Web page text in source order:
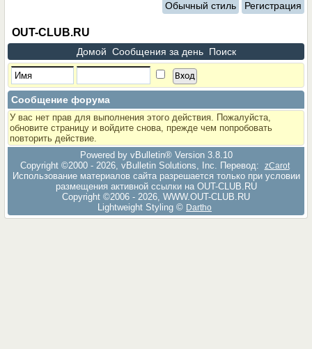
Обычный стиль Регистрация
OUT-CLUB.RU
Домой Сообщения за день Поиск
Сообщение форума
У вас нет прав для выполнения этого действия. Пожалуйста,
обновите страницу и войдите снова, прежде чем попробовать
повторить действие.
Powered by vBulletin® Version 3.8.10
Copyright ©2000 - 2026, vBulletin Solutions, Inc. Перевод:
zCarot
Использование материалов сайта разрешается только при условии
размещения активной ссылки на OUT-CLUB.RU
Copyright ©2006 - 2026, WWW.OUT-CLUB.RU
Lightweight Styling © Dartho